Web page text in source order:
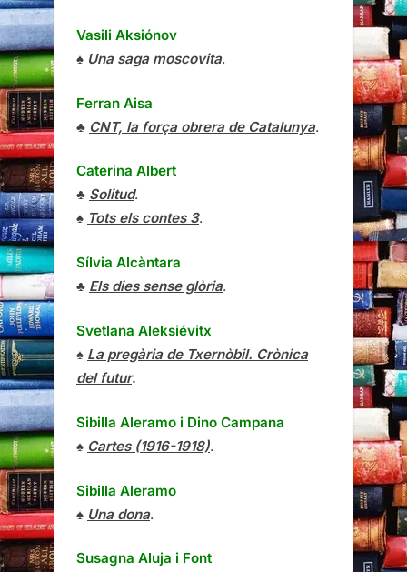
Vasili Aksiónov
♠ Una saga moscovita.
Ferran Aisa
♣ CNT, la força obrera de Catalunya.
Caterina Albert
♣ Solitud.
♠ Tots els contes 3.
Sílvia Alcàntara
♣ Els dies sense glòria.
Svetlana Aleksiévitx
♠ La pregària de Txernòbil. Crònica
del futur.
Sibilla Aleramo i Dino Campana
♠ Cartes (1916-1918).
Sibilla Aleramo
♠ Una dona.
Susagna Aluja i Font